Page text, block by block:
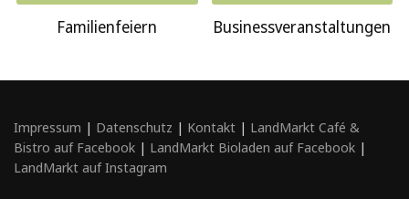
Familienfeiern Businessveranstalt­ungen
Impressum | Datenschutz | Kontakt | LandMarkt Café &
Bistro auf Facebook | LandMarkt Bioladen auf Facebook |
LandMarkt auf Instagram